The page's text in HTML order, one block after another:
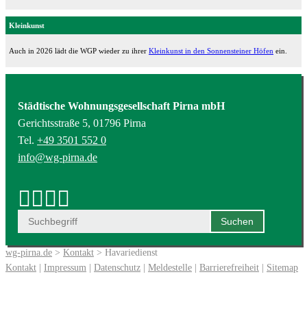
Kleinkunst
Auch in 2026 lädt die WGP wieder zu ihrer Kleinkunst in den Sonnensteiner Höfen ein.
Städtische Wohnungsgesellschaft Pirna mbH
Gerichtsstraße 5, 01796 Pirna
Tel. +49 3501 552 0
info@wg-pirna.de
wg-pirna.de > Kontakt > Havariedienst
Kontakt | Impressum | Datenschutz | Meldestelle | Barrierefreiheit | Sitemap